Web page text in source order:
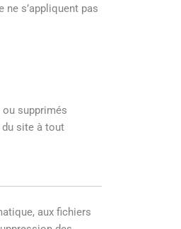
s’appliquent pas
supprimés
site à tout
aux fichiers